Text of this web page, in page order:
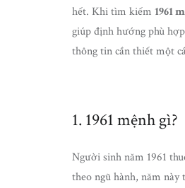
hết. Khi tìm kiếm 1961
giúp định hướng phù
thông tin cần thiết một
1. 1961 mệnh gì?
Người sinh năm 1961
theo ngũ hành, năm này